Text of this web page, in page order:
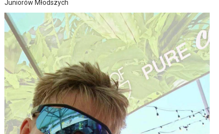
Juniorów Młodszych